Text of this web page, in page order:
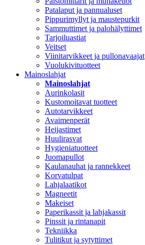
Patalaput ja pannualuset
Pippurimyllyt ja maustepurkit
Sammuttimet ja palohälyttimet
Tarjoiluastiat
Veitset
Viinitarvikkeet ja pullonavaajat
Vuolukivituotteet
Mainoslahjat
Mainoslahjat
Aurinkolasit
Kustomoitavat tuotteet
Autotarvikkeet
Avaimenperät
Heijastimet
Huulirasvat
Hygieniatuotteet
Juomapullot
Kaulanauhat ja rannekkeet
Korvatulpat
Lahjalaatikot
Magneetit
Makeiset
Paperikassit ja lahjakassit
Pinssit ja rintanapit
Tekniikka
Tulitikut ja sytyttimet